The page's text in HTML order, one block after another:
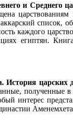
и Среднего
список,
каждого
египтян.
История
полученные
интерес